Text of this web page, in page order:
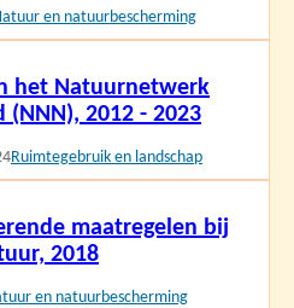
en natuurbescherming
het Natuurnetwerk
(NNN), 2012 - 2023
Ruimtegebruik en landschap
maatregelen bij
2018
en natuurbescherming